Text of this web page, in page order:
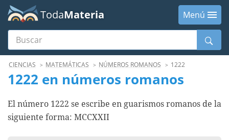
TodaMateria
Menú
Buscar
MenúCIENCIAS MATEMÁTICAS NÚMEROS ROMANOS 1222
1222 en números romanos
El número 1222 se escribe en guarismos romanos de la
siguiente forma: MCCXXII